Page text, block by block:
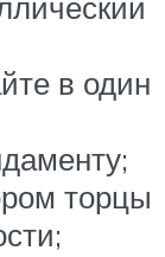
в один
торцы